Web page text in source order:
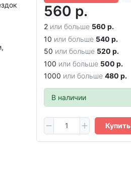
560 р.
2 или больше 560 р.
10 или больше 540 р.
50 или больше 520 р.
100 или больше 500 р.
1000 или больше 480 р.
В наличии
Купить